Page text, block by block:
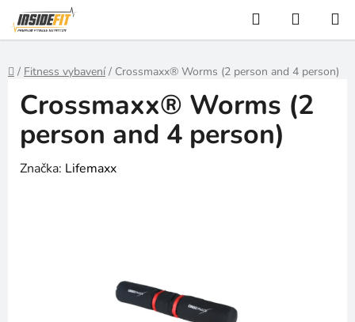
Přejít
na
obsah
Hledat
KOŠÍK
Domů
/ Fitness vybavení / Crossmaxx® Worms (2 person and 4 person)
Crossmaxx® Worms (2
person and 4 person)
Značka: Lifemaxx